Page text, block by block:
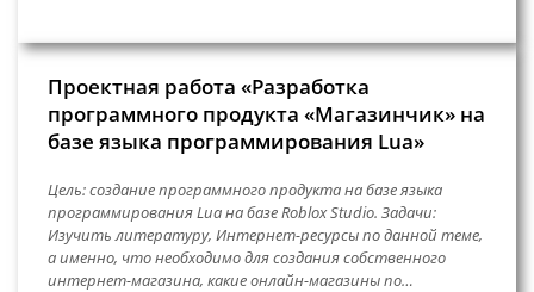
Проектная работа «Разработка
программного продукта «Магазинчик» на
базе языка программирования Lua»
Цель: создание программного продукта на базе языка
программирования Lua на базе Roblox Studio. Задачи:
Изучить литературу, Интернет-ресурсы по данной теме,
а именно, что необходимо для создания собственного
интернет-магазина, какие онлайн-магазины по…